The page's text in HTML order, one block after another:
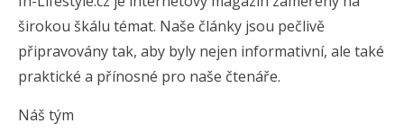
širokou škálu témat. Naše články jsou pečlivě
připravovány tak, aby byly nejen informativní, ale také
praktické a přínosné pro naše čtenáře.
Náš tým